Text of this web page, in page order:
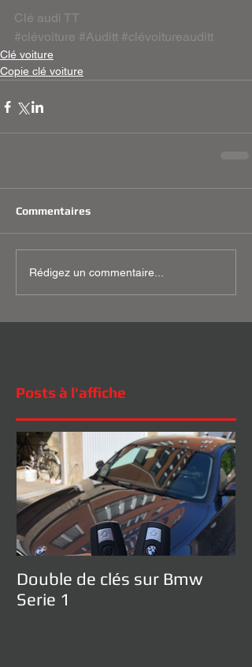
Clé audi TT
#clévoiture #Auditt #clévoitureauditt
Clé voiture
Copie clé voiture
Commentaires
Rédigez un commentaire...
Posts à l'affiche
Double de clés sur Bmw
Serie 1